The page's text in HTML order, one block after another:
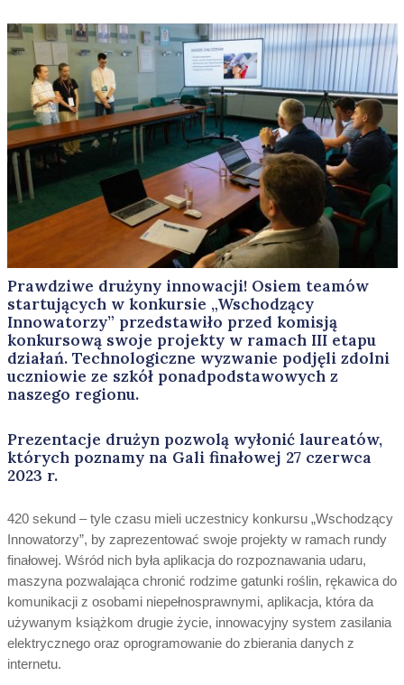
Prawdziwe drużyny innowacji! Osiem teamów
startujących w konkursie „Wschodzący
Innowatorzy” przedstawiło przed komisją
konkursową swoje projekty w ramach III etapu
działań. Technologiczne wyzwanie podjęli zdolni
uczniowie ze szkół ponadpodstawowych z
naszego regionu.
Prezentacje drużyn pozwolą wyłonić laureatów,
których poznamy na Gali finałowej 27 czerwca
2023 r.
420 sekund – tyle czasu mieli uczestnicy konkursu „Wschodzący
Innowatorzy”, by zaprezentować swoje projekty w ramach rundy
finałowej. Wśród nich była aplikacja do rozpoznawania udaru,
maszyna pozwalająca chronić rodzime gatunki roślin, rękawica do
komunikacji z osobami niepełnosprawnymi, aplikacja, która da
używanym książkom drugie życie, innowacyjny system zasilania
elektrycznego oraz oprogramowanie do zbierania danych z
internetu.